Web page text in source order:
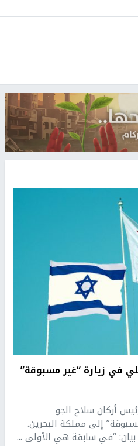
في زيارة “غير مسبوقة”
أركان سلاح الجو
إلى مملكة البحرين.
“في سابقة هي الأولى ...